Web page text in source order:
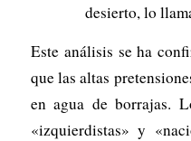
desierto, lo
Este análisis se ha
que las altas
en agua de borrajas.
«izquierdistas» y